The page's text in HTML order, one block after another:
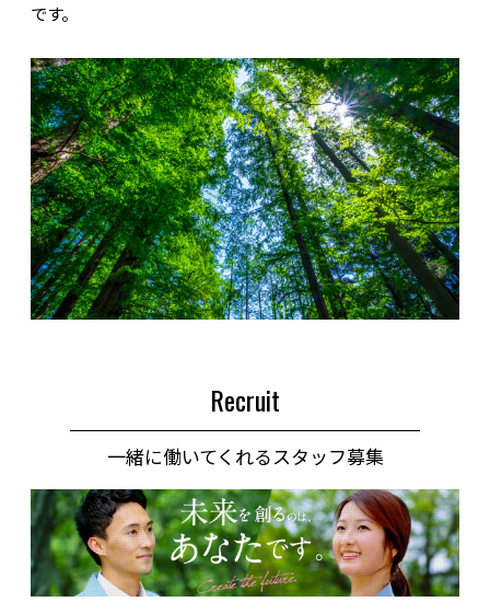
です。
Recruit
一緒に働いてくれるスタッフ募集